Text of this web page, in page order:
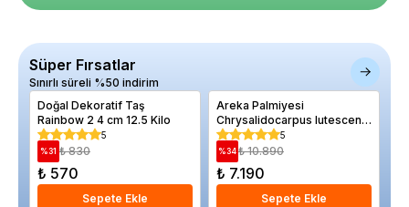
Süper Fırsatlar
Sınırlı süreli %50 indirim
Doğal Dekoratif Taş
Rainbow 2 4 cm 12.5 Kilo
5
%31 ₺ 830
₺ 570
Sepete Ekle
Areka Palmiyesi
Chrysalidocarpus lutescens
100 cm Saksıda
5
%34 ₺ 10.890
₺ 7.190
Sepete Ekle